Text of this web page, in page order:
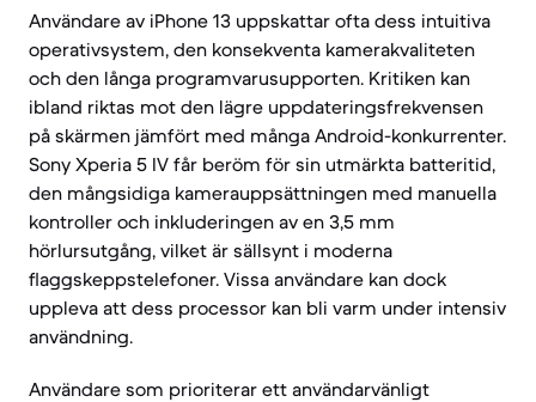
Användare av iPhone 13 uppskattar ofta dess intuitiva
operativsystem, den konsekventa kamerakvaliteten
och den långa programvarusupporten. Kritiken kan
ibland riktas mot den lägre uppdateringsfrekvensen
på skärmen jämfört med många Android-konkurrenter.
Sony Xperia 5 IV får beröm för sin utmärkta batteritid,
den mångsidiga kamerauppsättningen med manuella
kontroller och inkluderingen av en 3,5 mm
hörlursutgång, vilket är sällsynt i moderna
flaggskeppstelefoner. Vissa användare kan dock
uppleva att dess processor kan bli varm under intensiv
användning.
Användare som prioriterar ett användarvänligt